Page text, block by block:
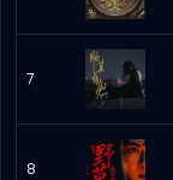
7
8